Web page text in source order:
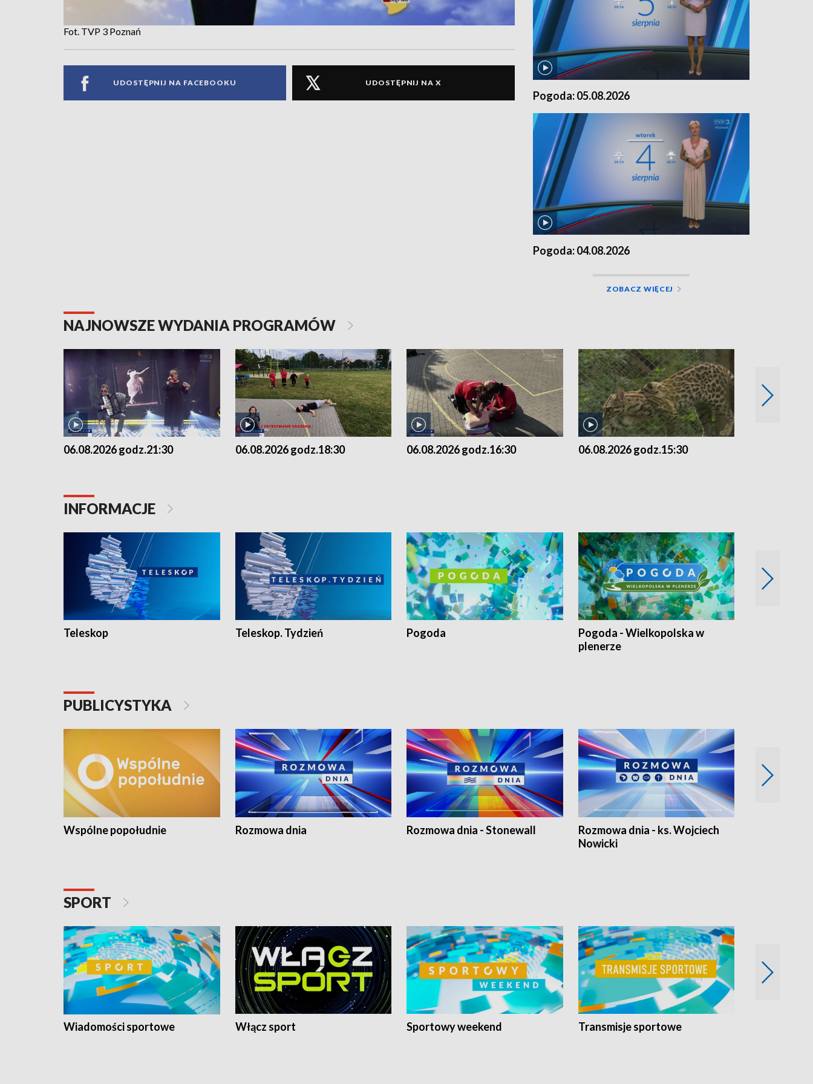
Fot. TVP 3 Poznań
UDOSTĘPNIJ NA FACEBOOKU UDOSTĘPNIJ NA X
Pogoda: 05.08.2026
Pogoda: 04.08.2026
ZOBACZ WIĘCEJ
NAJNOWSZE WYDANIA PROGRAMÓW
06.08.2026 godz.21:30 06.08.2026 godz.18:30 06.08.2026 godz.16:30 06.08.2026 godz.15:30
INFORMACJE
Teleskop Teleskop. Tydzień Pogoda
Pogoda - Wielkopolska w
plenerze
PUBLICYSTYKA
Wspólne popołudnie Rozmowa dnia Rozmowa dnia - Stonewall
Rozmowa dnia - ks. Wojciech
Nowicki
SPORT
Wiadomości sportowe Włącz sport Sportowy weekend Transmisje sportowe